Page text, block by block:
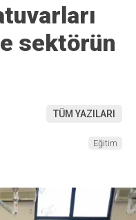
sektörün
TÜM YAZILARI
Eğitim